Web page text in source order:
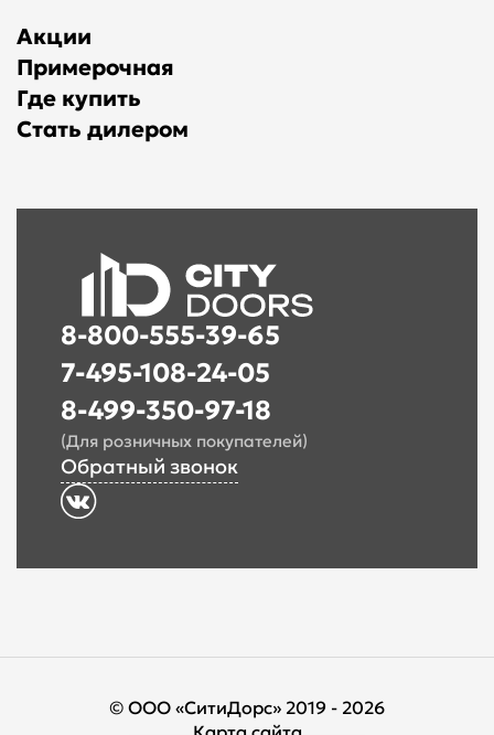
Акции
Примерочная
Где купить
Стать дилером
8-800-555-39-65
7-495-108-24-05
8-499-350-97-18
(Для розничных покупателей)
Обратный звонок
© ООО «СитиДорс» 2019 - 2026